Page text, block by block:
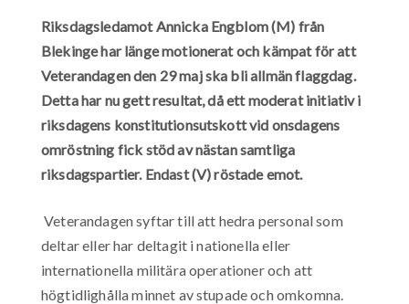
Riksdagsledamot Annicka Engblom (M) från
Blekinge har länge motionerat och kämpat för att
Veterandagen den 29 maj ska bli allmän flaggdag.
Detta har nu gett resultat, då ett moderat initiativ i
riksdagens konstitutionsutskott vid onsdagens
omröstning fick stöd av nästan samtliga
riksdagspartier. Endast (V) röstade emot.
Veterandagen syftar till att hedra personal som
deltar eller har deltagit i nationella eller
internationella militära operationer och att
högtidlighålla minnet av stupade och omkomna.